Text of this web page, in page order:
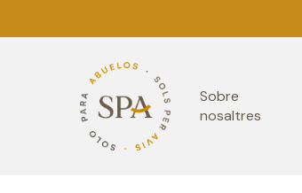
to
Sobre
nosaltres